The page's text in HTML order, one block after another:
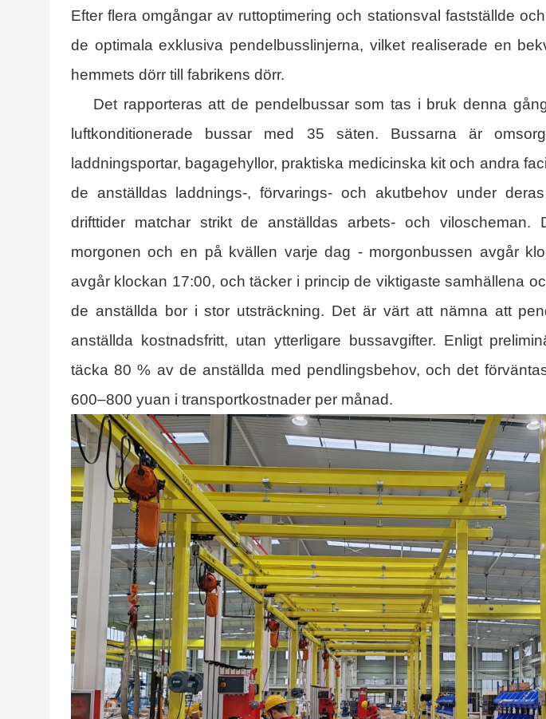
Efter flera omgångar av ruttoptimering och stationsval fastställde
de optimala exklusiva pendelbusslinjerna, vilket realiserade en
hemmets dörr till fabrikens dörr.
Det rapporteras att de pendelbussar som tas i bruk denna
luftkonditionerade bussar med 35 säten. Bussarna är
laddningsportar, bagagehyllor, praktiska medicinska kit och andra
de anställdas laddnings-, förvarings- och akutbehov under
drifttider matchar strikt de anställdas arbets- och
morgonen och en på kvällen varje dag - morgonbussen avgår
avgår klockan 17:00, och täcker i princip de viktigaste samhällena
de anställda bor i stor utsträckning. Det är värt att nämna att
anställda kostnadsfritt, utan ytterligare bussavgifter. Enligt
täcka 80 % av de anställda med pendlingsbehov, och det
600–800 yuan i transportkostnader per månad.